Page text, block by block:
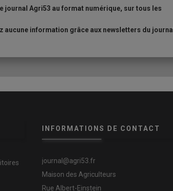
journal Agri53 au format numérique, sur tous les
aucune information grâce aux newsletters du journal
INFORMATIONS DE CONTACT
journal@agri53.fr
Maison des Agriculteurs
Rue Albert-Einstein